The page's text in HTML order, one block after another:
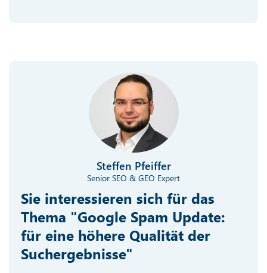
Steffen Pfeiffer
Senior SEO & GEO Expert
Sie interessieren sich für das
Thema "Google Spam Update:
für eine höhere Qualität der
Suchergebnisse"